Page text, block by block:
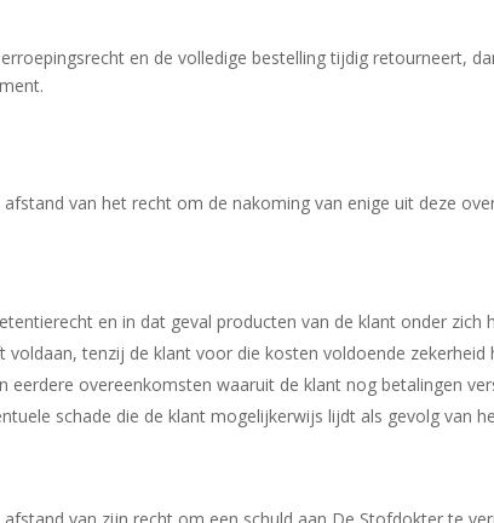
en de volledige bestelling tijdig retourneert,
van het recht om de nakoming van enige uit deze
en in dat geval producten van de klant onder
tenzij de klant voor die kosten voldoende zekerheid
eerdere overeenkomsten waaruit de klant nog betalingen
schade die de klant mogelijkerwijs lijdt als gevolg van